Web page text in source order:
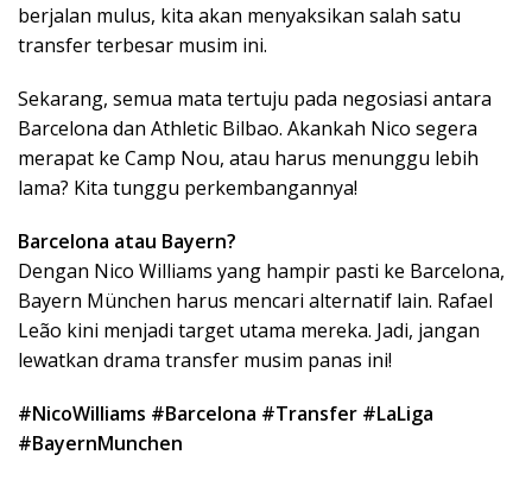
berjalan mulus, kita akan menyaksikan salah satu
transfer terbesar musim ini.
Sekarang, semua mata tertuju pada negosiasi antara
Barcelona dan Athletic Bilbao. Akankah Nico segera
merapat ke Camp Nou, atau harus menunggu lebih
lama? Kita tunggu perkembangannya!
Barcelona atau Bayern?
Dengan Nico Williams yang hampir pasti ke Barcelona,
Bayern München harus mencari alternatif lain. Rafael
Leão kini menjadi target utama mereka. Jadi, jangan
lewatkan drama transfer musim panas ini!
#NicoWilliams #Barcelona #Transfer #LaLiga
#BayernMunchen